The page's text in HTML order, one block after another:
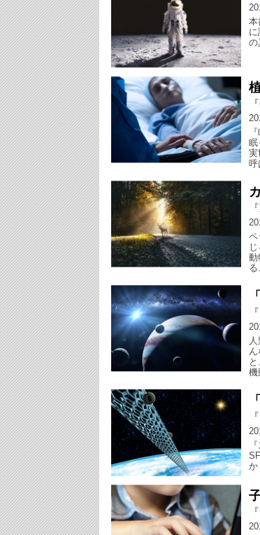
本
の
眠
実
ペ
動
か